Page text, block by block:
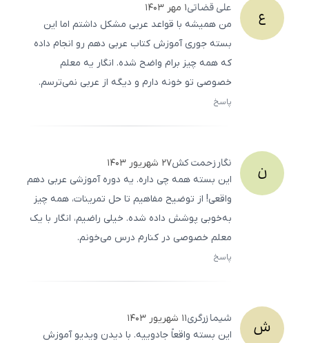
ع علیقضاتی۱ مهر ۱۴۰۳
من همیشه با قواعد عربی مشکل داشتم اما این
بسته جوری آموزش کتاب عربی دهم رو انجام داده
که همه چیز برام واضح شده. انگار یه معلم
خصوصی تو خونه دارم و دیگه از عربی نمی‌ترسم.
پاسخ
ن نگارزحمت کش۲۷ شهریور ۱۴۰۳
این بسته همه چی داره. یه دوره آموزشی عربی دهم
واقعی! از توضیح مفاهیم تا حل تمرینات، همه چیز
به‌خوبی پوشش داده شده. خیلی راضیم، انگار با یک
معلم خصوصی در کنارم درس می‌خونم.
پاسخ
ش شیمازرگری۱۱ شهریور ۱۴۰۳
این بسته واقعاً جادوییه. با دیدن ویدیو آموزش